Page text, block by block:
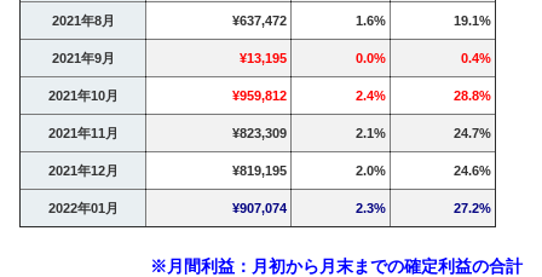
2021年8月 ¥637,472 1.6% 19.1%
2021年9月 ¥13,195 0.0% 0.4%
2021年10月 ¥959,812 2.4% 28.8%
2021年11月 ¥823,309 2.1% 24.7%
2021年12月 ¥819,195 2.0% 24.6%
2022年01月 ¥907,074 2.3% 27.2%
※月間利益：月初から月末までの確定利益の合計